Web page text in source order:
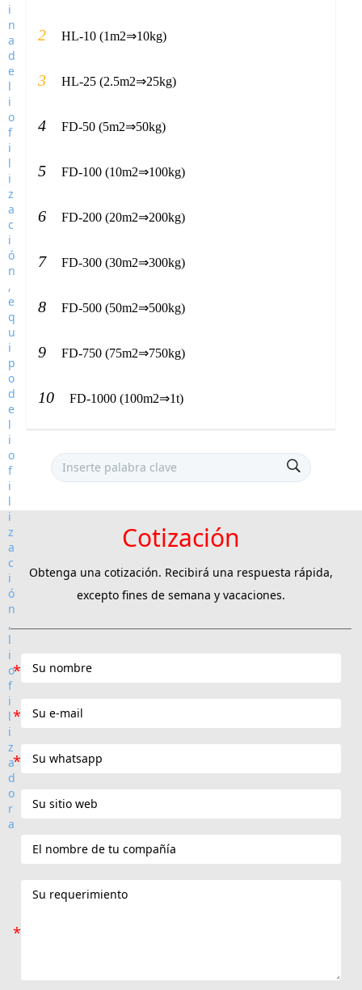
2 HL-10 (1m2⇒10kg)
3 HL-25 (2.5m2⇒25kg)
4 FD-50 (5m2⇒50kg)
5 FD-100 (10m2⇒100kg)
6 FD-200 (20m2⇒200kg)
7 FD-300 (30m2⇒300kg)
8 FD-500 (50m2⇒500kg)
9 FD-750 (75m2⇒750kg)
10 FD-1000 (100m2⇒1t)
Cotización
Obtenga una cotización. Recibirá una respuesta rápida,
excepto fines de semana y vacaciones.